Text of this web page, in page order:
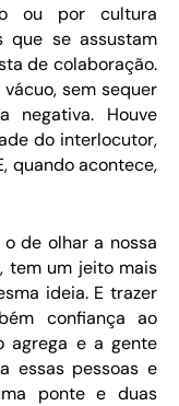
ou por cultura
que se assustam
de colaboração.
sem sequer
negativa. Houve
do interlocutor,
quando acontece,
de olhar a nossa
tem um jeito mais
ideia. E trazer
confiança ao
agrega e a gente
essas pessoas e
ponte e duas